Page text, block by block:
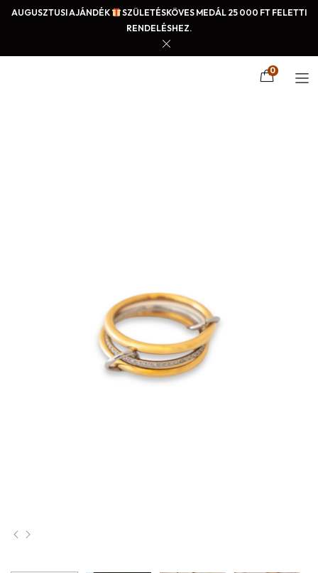
AUGUSZTUSI AJÁNDÉK
SZÜLETÉSKÖVES MEDÁL 25 000 FT FELETTI
RENDELÉSHEZ.
0